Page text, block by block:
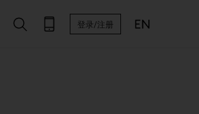
登录/注册